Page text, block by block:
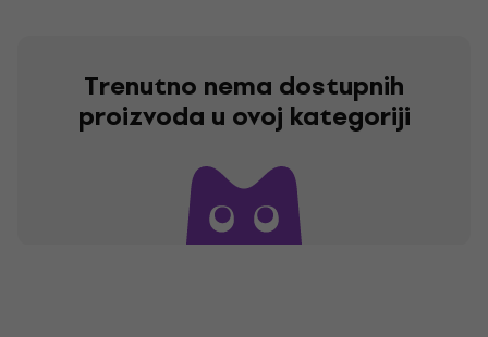
Trenutno nema dostupnih
proizvoda u ovoj kategoriji